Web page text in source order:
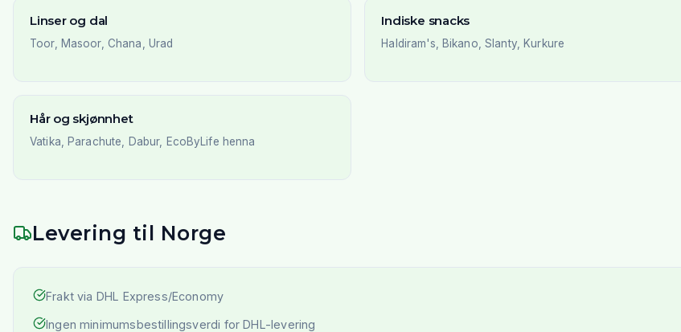
Linser og dal
Toor, Masoor, Chana, Urad
Indiske snacks
Haldiram's, Bikano, Slanty, Kurkure
Hår og skjønnhet
Vatika, Parachute, Dabur, EcoByLife henna
Levering til Norge
Frakt via DHL Express/Economy
Ingen minimumsbestillingsverdi for DHL-levering